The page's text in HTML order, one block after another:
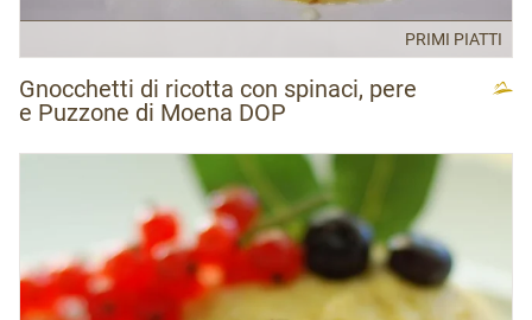
PRIMI PIATTI
Gnocchetti di ricotta con spinaci, pere
e Puzzone di Moena DOP